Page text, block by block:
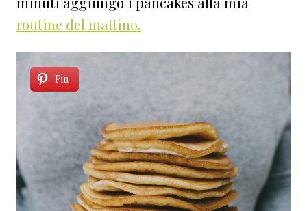
routine del mattino.
Pin